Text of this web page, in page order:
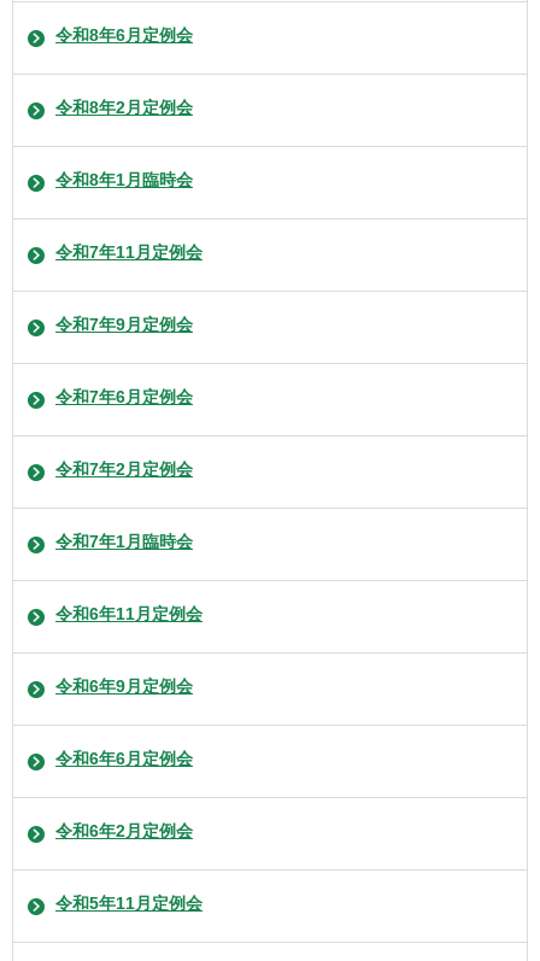
令和8年6月定例会
令和8年2月定例会
令和8年1月臨時会
令和7年11月定例会
令和7年9月定例会
令和7年6月定例会
令和7年2月定例会
令和7年1月臨時会
令和6年11月定例会
令和6年9月定例会
令和6年6月定例会
令和6年2月定例会
令和5年11月定例会